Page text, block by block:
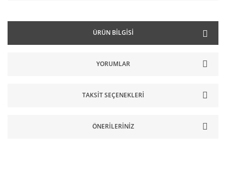
ÜRÜN BILGISI
YORUMLAR
TAKSIT SEÇENEKLERI
ÖNERILERINIZ